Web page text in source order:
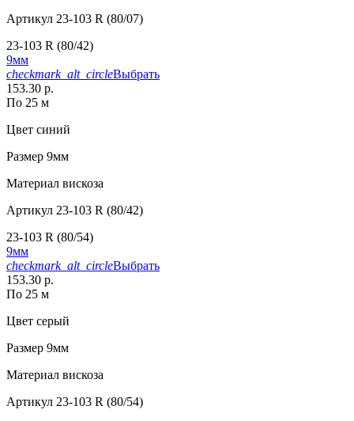
Артикул 23-103 R (80/07)
23-103 R (80/42)
9мм
checkmark_alt_circleВыбрать
153.30 р.
По 25 м
Цвет синий
Размер 9мм
Материал вискоза
Артикул 23-103 R (80/42)
23-103 R (80/54)
9мм
checkmark_alt_circleВыбрать
153.30 р.
По 25 м
Цвет серый
Размер 9мм
Материал вискоза
Артикул 23-103 R (80/54)